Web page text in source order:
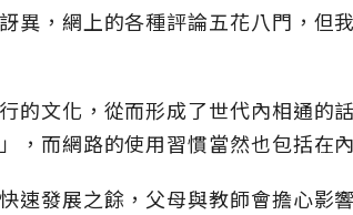
異，網上的各種評論五花八門，但
的文化，從而形成了世代內相通的
，而網路的使用習慣當然也包括在
速發展之餘，父母與教師會擔心影